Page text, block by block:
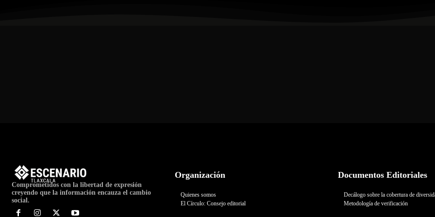
Comprometidos con la libertad de expresión
creyendo que la información encauza el cambio
social.
Organización
Quienes somos
El Círculo: Consejo editorial
Documentos Editoriales
Decálogo sobre la cobertura de
Metodología de verificación